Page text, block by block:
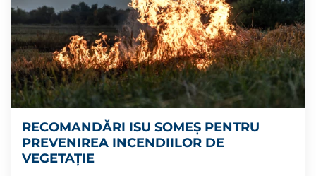
RECOMANDĂRI ISU SOMEȘ PENTRU
PREVENIREA INCENDIILOR DE
VEGETAȚIE